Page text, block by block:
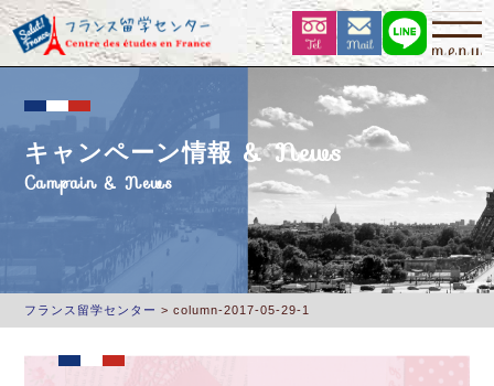
キャンペーン情報 & News
Campain & News
フランス留学センター >column-2017-05-29-1